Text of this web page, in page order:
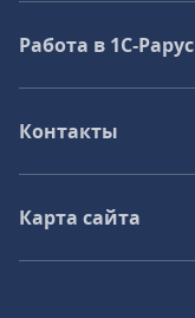
Работа в 1С‑Рарус
Контакты
Карта сайта